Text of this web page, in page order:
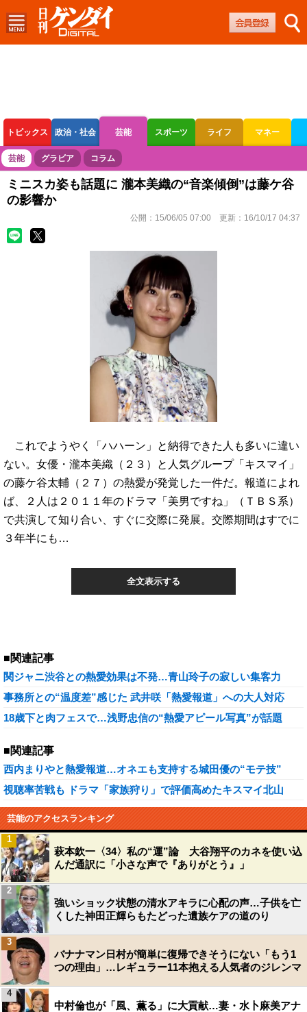
トピックス 政治・社会 芸能 スポーツ ライフ マネー
ボートレース 競輪 オートレース
芸能 グラビア コラム
ミニスカ姿も話題に 瀧本美織の“音楽傾倒”は藤ケ谷
の影響か
公開： 15/06/05 07:00 更新： 16/10/17 04:37
これでようやく「ハハーン」と納得できた人も多いに違い
ない。女優・瀧本美織（２３）と人気グループ「キスマイ」
の藤ケ谷太輔（２７）の熱愛が発覚した一件だ。報道によれ
ば、２人は２０１１年のドラマ「美男ですね」（ＴＢＳ系）
で共演して知り合い、すぐに交際に発展。交際期間はすでに
３年半にも…
全文表示する
■関連記事
関ジャニ渋谷との熱愛効果は不発…青山玲子の寂しい集客力
事務所との“温度差”感じた 武井咲「熱愛報道」への大人対応
18歳下と肉フェスで…浅野忠信の“熱愛アピール写真”が話題
■関連記事
西内まりやと熱愛報道…オネエも支持する城田優の“モテ技”
視聴率苦戦も ドラマ「家族狩り」で評価高めたキスマイ北山
芸能のアクセスランキング
萩本欽一〈34〉私の“運”論 大谷翔平のカネを使い込
んだ通訳に「小さな声で『ありがとう』」
1
強いショック状態の清水アキラに心配の声…子供を亡
くした神田正輝らもたどった遺族ケアの道のり
2
バナナマン日村が簡単に復帰できそうにない「もう1
つの理由」…レギュラー11本抱える人気者のジレンマ
3
中村倫也が「風、薫る」に大貢献…妻・水卜麻美アナ
4